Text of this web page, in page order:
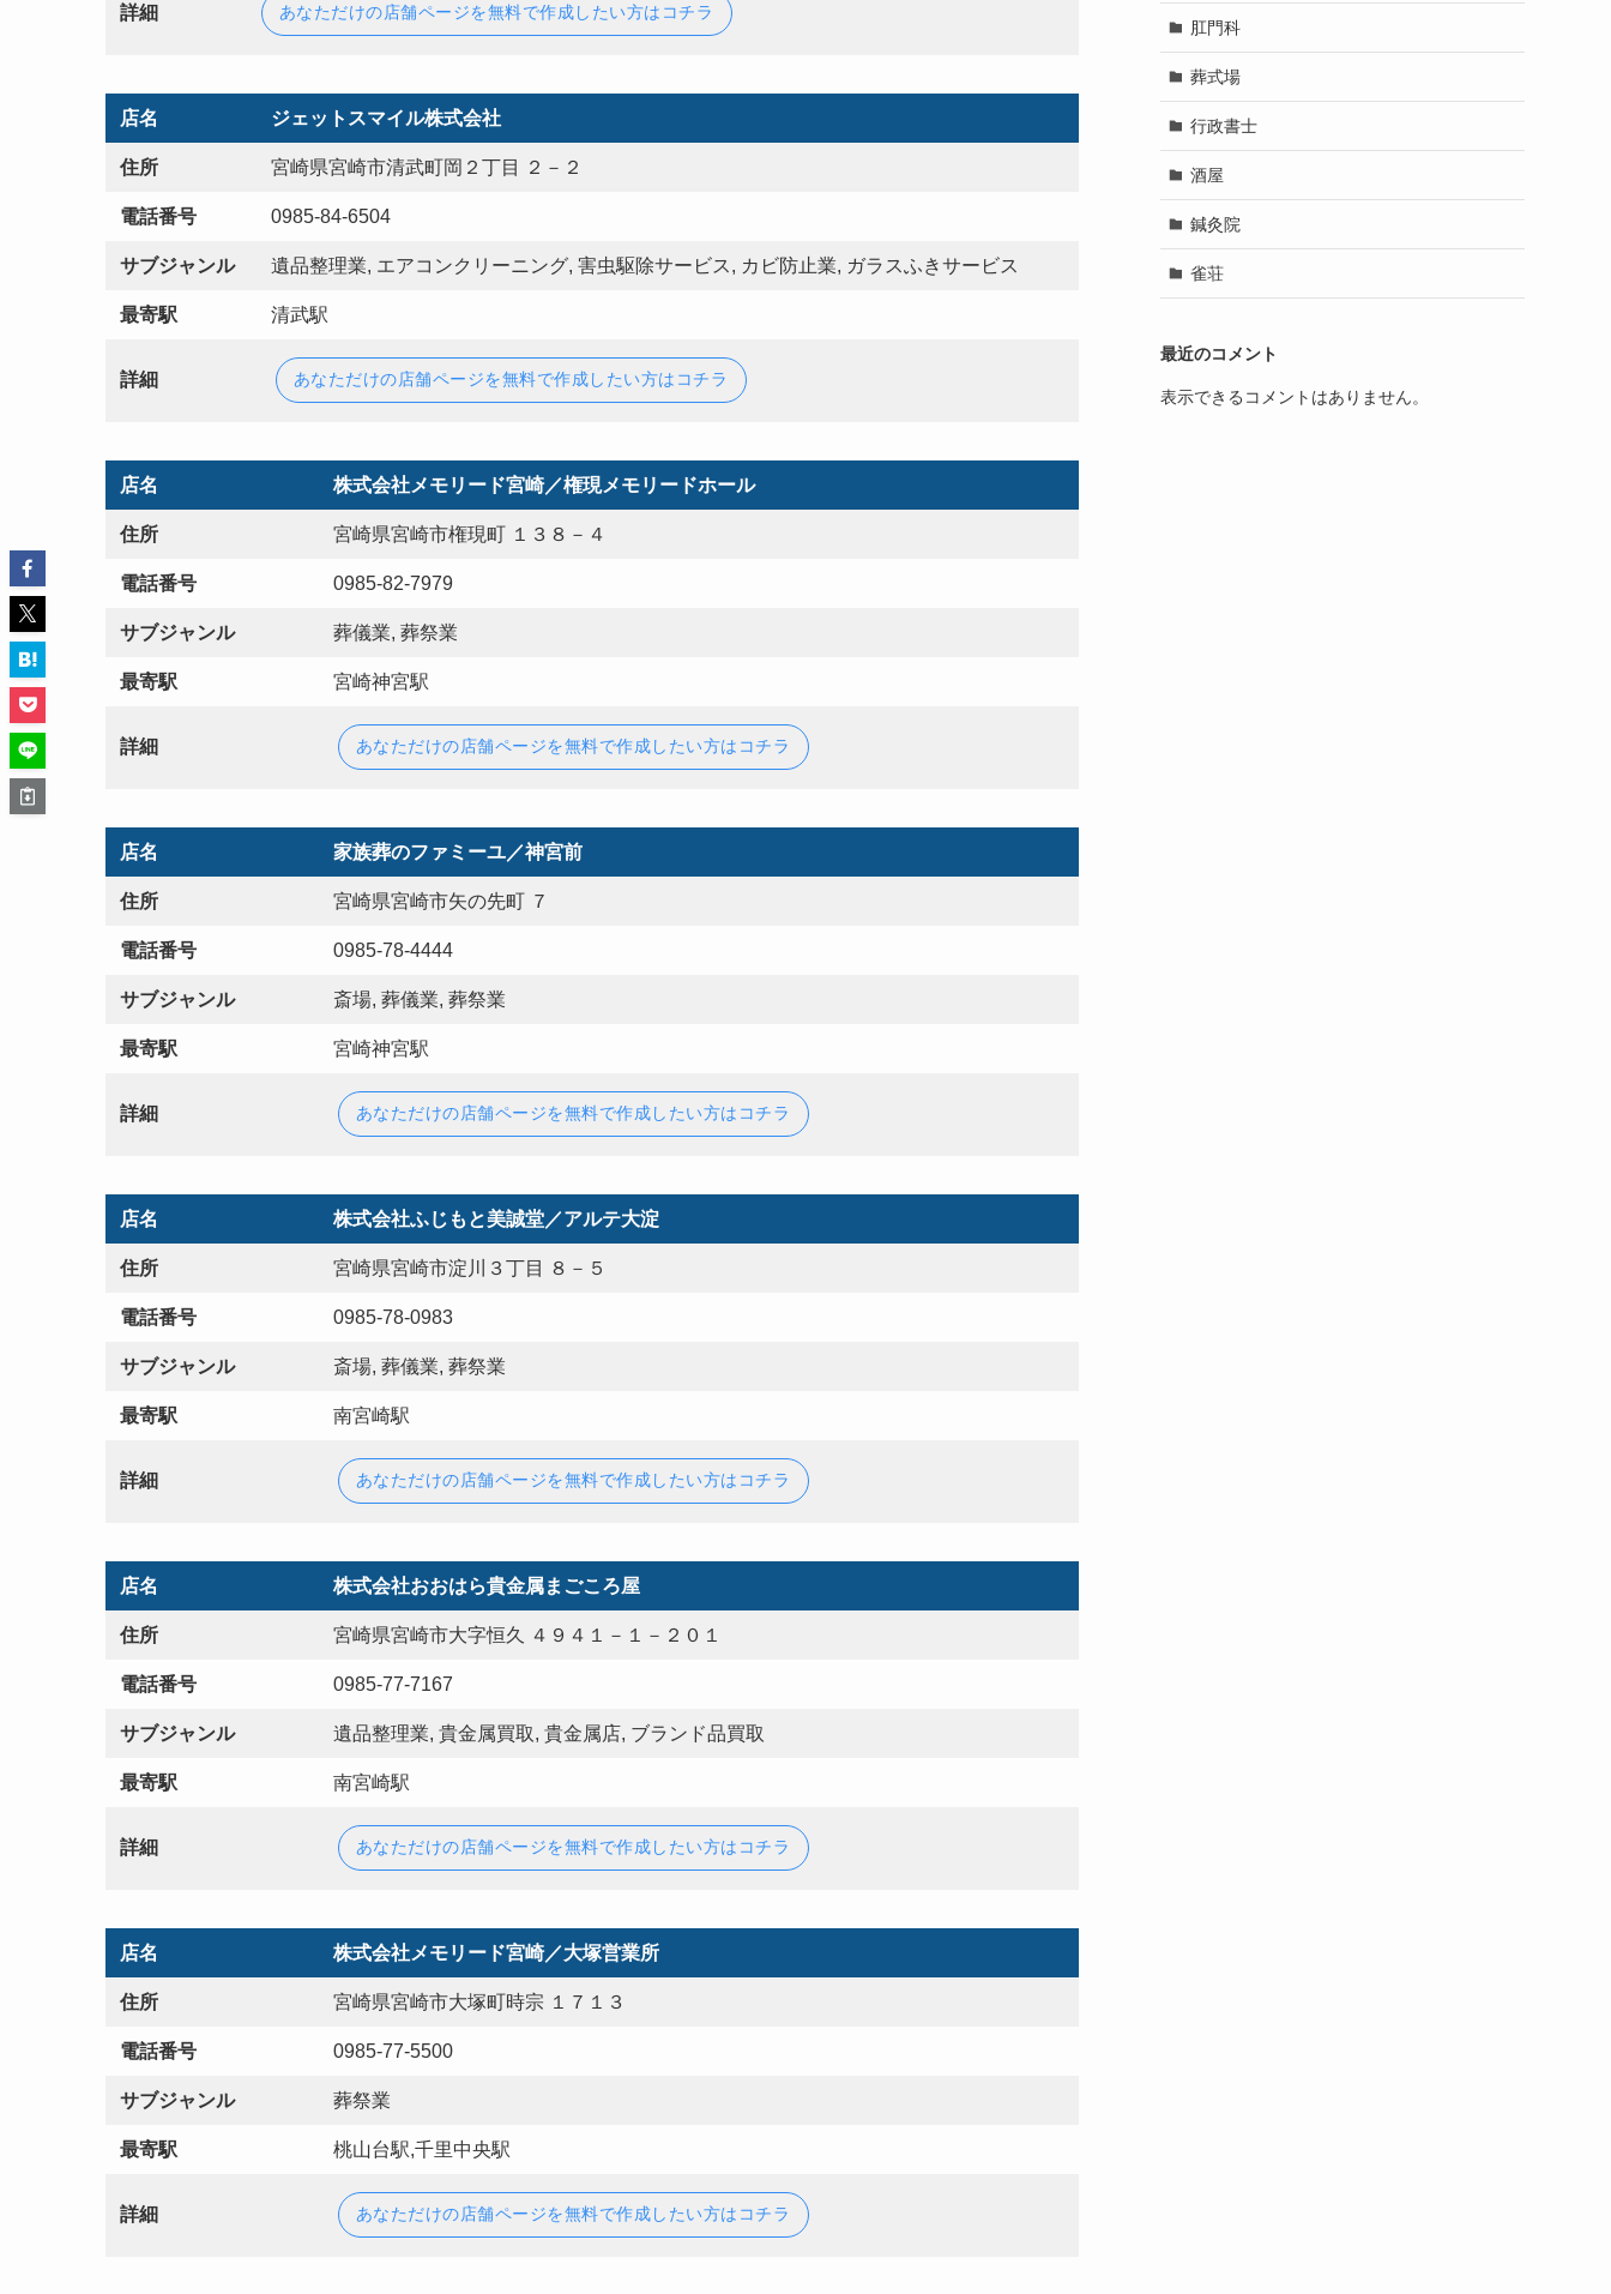
詳細 あなただけの店舗ページを無料で作成したい方はコチラ
店名 ジェットスマイル株式会社
住所 宮崎県宮崎市清武町岡２丁目 ２－２
電話番号 0985-84-6504
サブジャンル 遺品整理業, エアコンクリーニング, 害虫駆除サービス, カビ防止業, ガラスふきサービス
最寄駅 清武駅
詳細 あなただけの店舗ページを無料で作成したい方はコチラ
店名 株式会社メモリード宮崎／権現メモリードホール
住所 宮崎県宮崎市権現町 １３８－４
電話番号 0985-82-7979
サブジャンル 葬儀業, 葬祭業
最寄駅 宮崎神宮駅
詳細 あなただけの店舗ページを無料で作成したい方はコチラ
店名 家族葬のファミーユ／神宮前
住所 宮崎県宮崎市矢の先町 ７
電話番号 0985-78-4444
サブジャンル 斎場, 葬儀業, 葬祭業
最寄駅 宮崎神宮駅
詳細 あなただけの店舗ページを無料で作成したい方はコチラ
店名 株式会社ふじもと美誠堂／アルテ大淀
住所 宮崎県宮崎市淀川３丁目 ８－５
電話番号 0985-78-0983
サブジャンル 斎場, 葬儀業, 葬祭業
最寄駅 南宮崎駅
詳細 あなただけの店舗ページを無料で作成したい方はコチラ
店名 株式会社おおはら貴金属まごころ屋
住所 宮崎県宮崎市大字恒久 ４９４１－１－２０１
電話番号 0985-77-7167
サブジャンル 遺品整理業, 貴金属買取, 貴金属店, ブランド品買取
最寄駅 南宮崎駅
詳細 あなただけの店舗ページを無料で作成したい方はコチラ
店名 株式会社メモリード宮崎／大塚営業所
住所 宮崎県宮崎市大塚町時宗 １７１３
電話番号 0985-77-5500
サブジャンル 葬祭業
最寄駅 桃山台駅,千里中央駅
詳細 あなただけの店舗ページを無料で作成したい方はコチラ
肛門科
葬式場
行政書士
酒屋
鍼灸院
雀荘
最近のコメント
表示できるコメントはありません。